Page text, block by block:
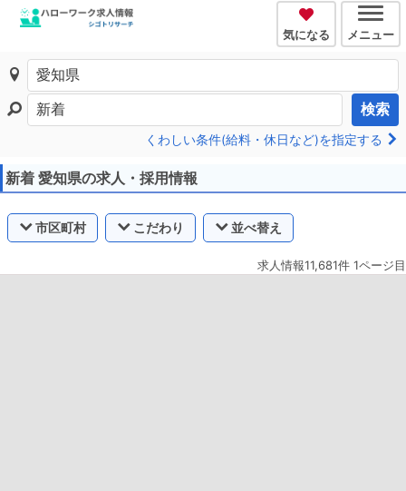
気になる メニュー
検索
くわしい条件(給料・休日など)を指定する
新着 愛知県の求人・採用情報
市区町村 こだわり 並べ替え
求人情報11,681件 1ページ目